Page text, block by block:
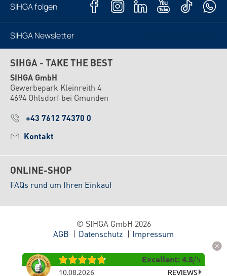
SIHGA folgen
SIHGA Newsletter
SIHGA - TAKE THE BEST
SIHGA GmbH
Gewerbepark Kleinreith 4
4694 Ohlsdorf bei Gmunden
+43 7612 74370 0
Kontakt
ONLINE-SHOP
FAQs rund um Ihren Einkauf
© SIHGA GmbH 2026
AGB
Datenschutz Impressum
Excellent: 4.8/5
10.08.2026 REVIEWS